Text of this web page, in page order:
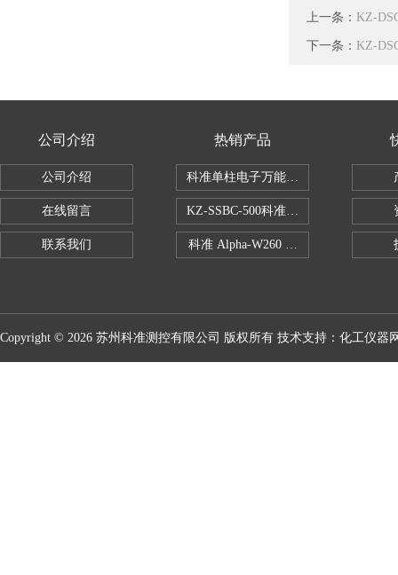
上一条： KZ-
下一条： KZ-
公司介绍
公司介绍
在线留言
联系我们
热销产品
科准单柱电子万能拉力机KZ-SSBC-500
KZ-SSBC-500科准单柱电子万能试验
科准 Alpha-W260 半导体全自动推拉
Copyright © 2026 苏州科准测控有限公司 版权所有 技术支持： 化工仪器